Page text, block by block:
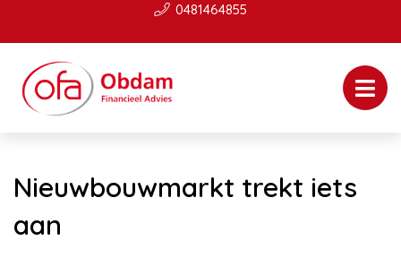
0481464855
Nieuwbouwmarkt trekt iets
aan